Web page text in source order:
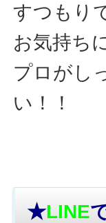
すつもり
お気持ち
プロがし
い！！
★LINE